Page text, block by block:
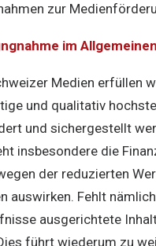
zur
im Allgemeinen
Medien erfüllen
und qualitativ
und sichergestellt
insbesondere die
der reduzierten
auswirken. Fehlt
ausgerichtete
führt wiederum zu